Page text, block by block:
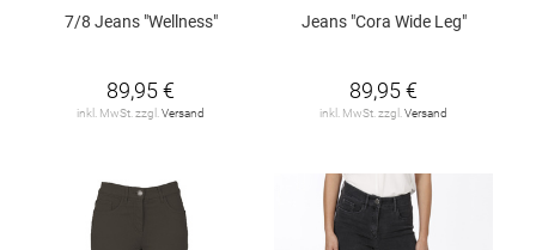
7/8 Jeans "Wellness"
89,95 €
inkl. MwSt. zzgl. Versand
Jeans "Cora Wide Leg"
89,95 €
inkl. MwSt. zzgl. Versand